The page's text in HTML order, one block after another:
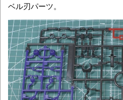
ベル刃パーツ。